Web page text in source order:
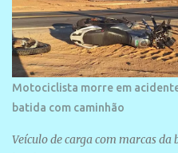
Motociclista morre em
batida com caminhão
Veículo de carga com marcas